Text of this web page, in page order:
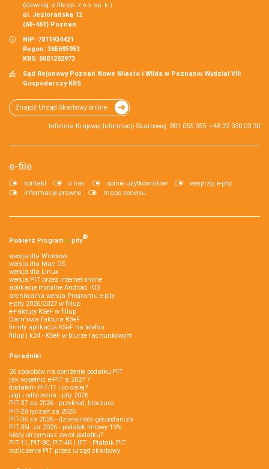
(dawniej: e-file sp. z o.o. sp. k.)
ul. Jeziorańska 12
(60-461) Poznań
NIP: 7811934421
Regon: 365695953
KRS: 0001202973
Sąd Rejonowy Poznań Nowe Miasto i Wilda w Poznaniu Wydział VIII
Gospodarczy KRS.
Znajdź Urząd Skarbowy online
Infolinia Krajowej Informacji Skarbowej: 801 055 055, +48 22 330 03 30
e-file
kontakt o nas opinie użytkowników
wesprzyj e-pity
informacje prawne
mapa serwisu
Pobierz Program e‑pity®
wersja dla Windows
wersja dla Mac OS
wersja dla Linux
wersja PIT przez internet online
aplikacje mobilne Android, iOS
archiwalna wersja Programu e-pity
e-pity 2026/2027 w fillup
e‑Faktury KSeF w fillup
Darmowa faktura KSeF
firmly aplikacja KSeF na telefon
fillup | k24 - KSeF w biurze rachunkowym
Poradniki
26 sposobów na obniżenie podatku PIT
jak wypełnić e-PIT'a 2027 ?
dostałem PIT-11 i co dalej?
ulgi i odliczenia - pity 2026
PIT-37 za 2026 - przykład, broszura
PIT-28 ryczałt za 2026
PIT-36 za 2026 - działalność gospodarcza
PIT-36L za 2026 - podatek liniowy 19%
kiedy otrzymasz zwrot podatku?
PIT-11, PIT-8C, PIT-4R i IFT - Płatnik PIT
rozliczenie PIT przez urząd skarbowy